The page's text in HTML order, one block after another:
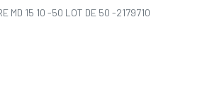
MD 15 10 -50 LOT DE 50 -2179710